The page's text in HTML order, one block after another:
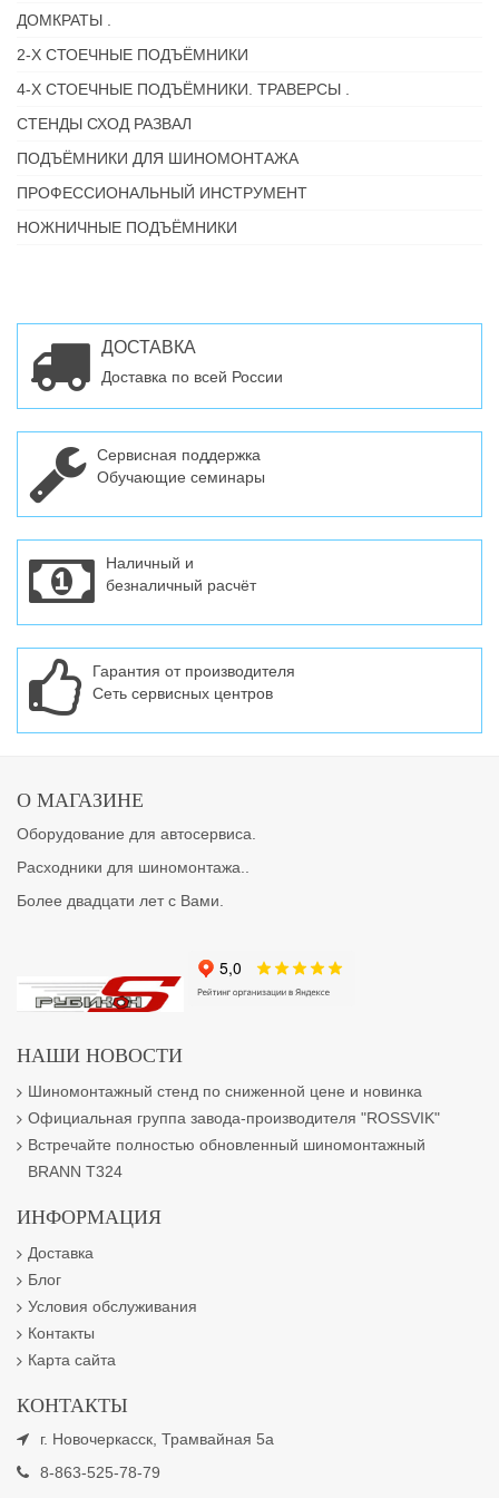
ДОМКРАТЫ .
2-Х СТОЕЧНЫЕ ПОДЪЁМНИКИ
4-Х СТОЕЧНЫЕ ПОДЪЁМНИКИ. ТРАВЕРСЫ .
СТЕНДЫ СХОД РАЗВАЛ
ПОДЪЁМНИКИ ДЛЯ ШИНОМОНТАЖА
ПРОФЕССИОНАЛЬНЫЙ ИНСТРУМЕНТ
НОЖНИЧНЫЕ ПОДЪЁМНИКИ
ДОСТАВКА
Доставка по всей России
Сервисная поддержка
Обучающие семинары
Наличный и
безналичный расчёт
Гарантия от производителя
Сеть сервисных центров
О МАГАЗИНЕ
Оборудование для автосервиса.
Расходники для шиномонтажа..
Более двадцати лет с Вами.
НАШИ НОВОСТИ
Шиномонтажный стенд по сниженной цене и новинка
Официальная группа завода-производителя "ROSSVIK"
Встречайте полностью обновленный шиномонтажный
BRANN T324
ИНФОРМАЦИЯ
Доставка
Блог
Условия обслуживания
Контакты
Карта сайта
КОНТАКТЫ
г. Новочеркасск, Трамвайная 5а
8-863-525-78-79